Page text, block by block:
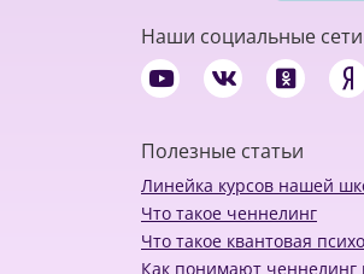
Наши социальные сети
Полезные статьи
Линейка курсов нашей
Что такое ченнелинг
Что такое квантовая
Как понимают ченнелинг